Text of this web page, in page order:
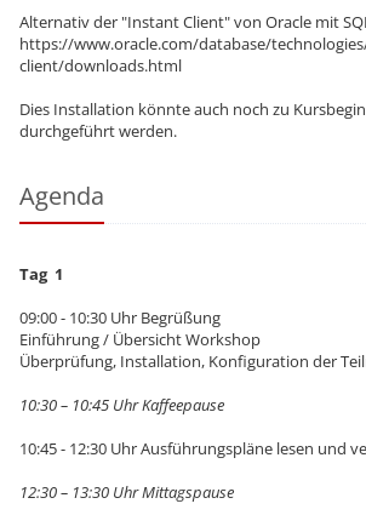
Alternativ der "Instant Client" von Oracle mit
https://www.oracle.com/database/
client/downloads.html
Dies Installation könnte auch noch zu
durchgeführt werden.
Agenda
Tag 1
09:00 - 10:30 Uhr Begrüßung
Einführung / Übersicht Workshop
Überprüfung, Installation, Konfiguration der
10:30 – 10:45 Uhr Kaffeepause
10:45 - 12:30 Uhr Ausführungspläne lesen und
12:30 – 13:30 Uhr Mittagspause